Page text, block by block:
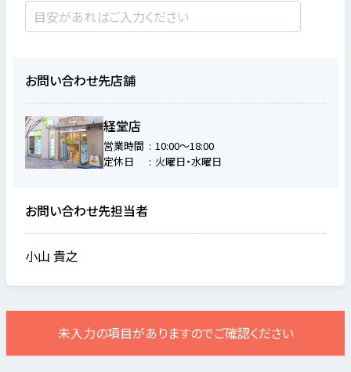
お問い合わせ先店舗
経堂店
営業時間
10:00～18:00
定休日
火曜日・水曜日
お問い合わせ先担当者
小山 貴之
未入力の項目がありますのでご確認ください